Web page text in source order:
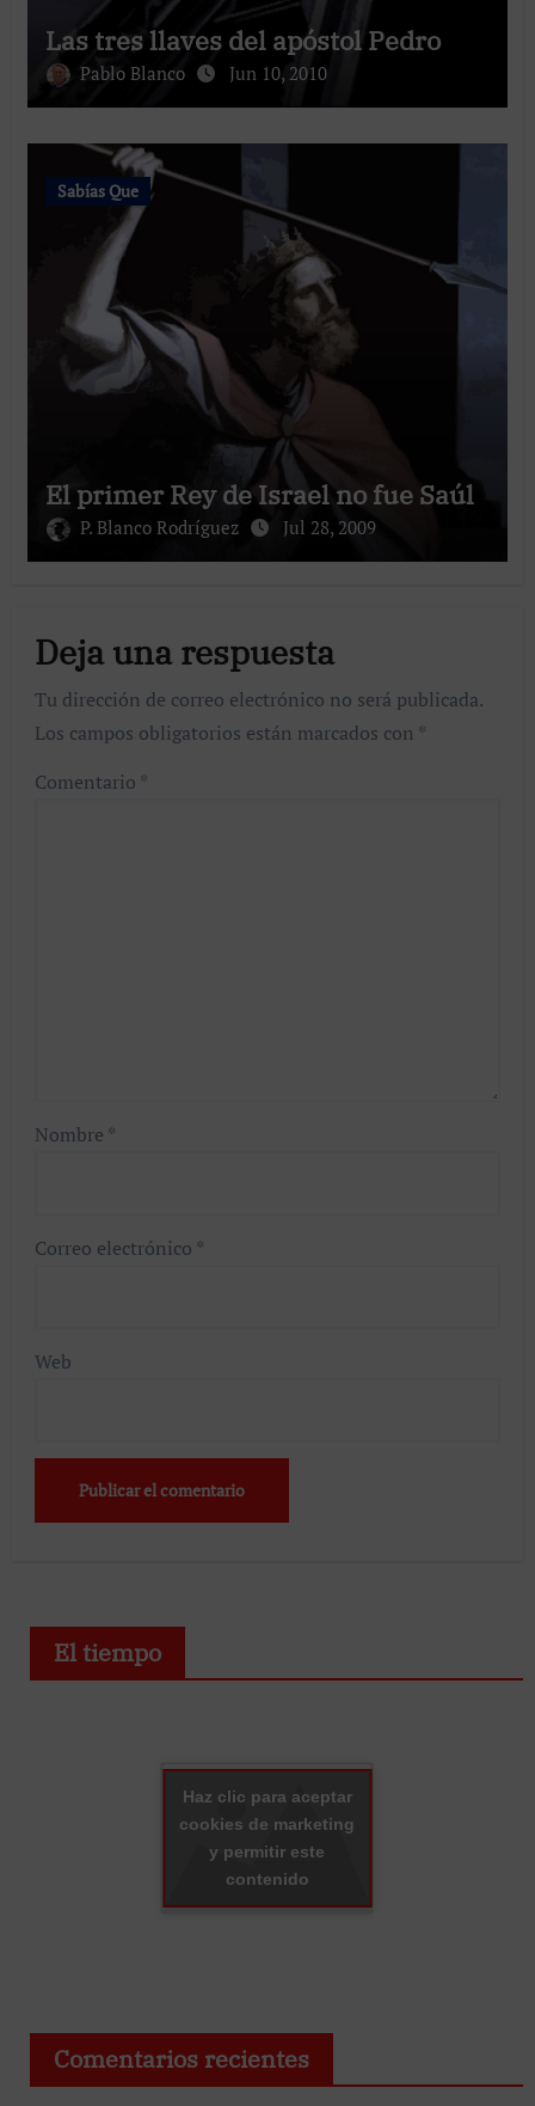
Las tres llaves del apóstol Pedro
Pablo Blanco Jun 10, 2010
Sabías Que
El primer Rey de Israel no fue Saúl
P. Blanco Rodríguez Jul 28, 2009
Deja una respuesta
Tu dirección de correo electrónico no será publicada.
Los campos obligatorios están marcados con *
Comentario *
Nombre *
Correo electrónico *
Web
El tiempo
Haz clic para aceptar
cookies de marketing
y permitir este
contenido
Comentarios recientes